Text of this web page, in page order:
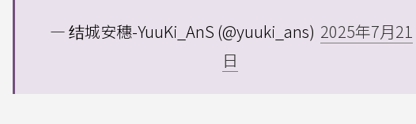
— 结城安穗-YuuKi_AnS (@yuuki_ans) 2025年7月21
日